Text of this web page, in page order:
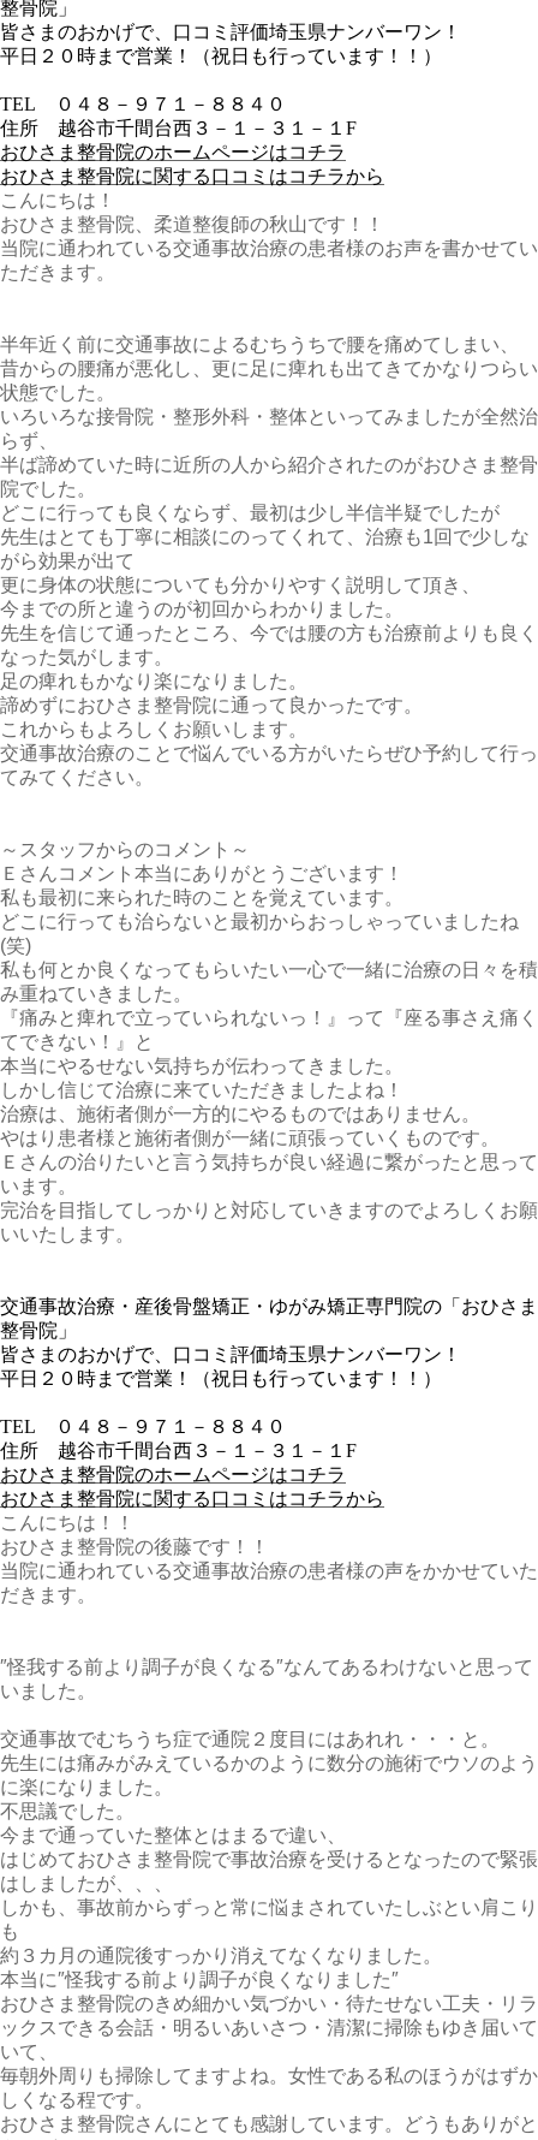
整骨院」
皆さまのおかげで、口コミ評価埼玉県ナンバーワン！
平日２０時まで営業！（祝日も行っています！！）
TEL ０４８－９７１－８８４０
住所 越谷市千間台西３－１－３１－１ F
おひさま整骨院のホームページはコチラ
おひさま整骨院に関する口コミはコチラから
こんにちは！
おひさま整骨院、柔道整復師の秋山です！！
当院に通われている交通事故治療の患者様のお声を書かせてい
ただきます。
半年近く前に交通事故によるむちうちで腰を痛めてしまい、
昔からの腰痛が悪化し、更に足に痺れも出てきてかなりつらい
状態でした。
いろいろな接骨院・整形外科・整体といってみましたが全然治
らず、
半ば諦めていた時に近所の人から紹介されたのがおひさま整骨
院でした。
どこに行っても良くならず、最初は少し半信半疑でしたが
先生はとても丁寧に相談にのってくれて、治療も1回で少しな
がら効果が出て
更に身体の状態についても分かりやすく説明して頂き、
今までの所と違うのが初回からわかりました。
先生を信じて通ったところ、今では腰の方も治療前よりも良く
なった気がします。
足の痺れもかなり楽になりました。
諦めずにおひさま整骨院に通って良かったです。
これからもよろしくお願いします。
交通事故治療のことで悩んでいる方がいたらぜひ予約して行っ
てみてください。
～スタッフからのコメント～
Ｅさんコメント本当にありがとうございます！
私も最初に来られた時のことを覚えています。
どこに行っても治らないと最初からおっしゃっていましたね
(笑)
私も何とか良くなってもらいたい一心で一緒に治療の日々を積
み重ねていきました。
『痛みと痺れで立っていられないっ！』って『座る事さえ痛く
てできない！』と
本当にやるせない気持ちが伝わってきました。
しかし信じて治療に来ていただきましたよね！
治療は、施術者側が一方的にやるものではありません。
やはり患者様と施術者側が一緒に頑張っていくものです。
Ｅさんの治りたいと言う気持ちが良い経過に繋がったと思って
います。
完治を目指してしっかりと対応していきますのでよろしくお願
いいたします。
交通事故治療・産後骨盤矯正・ゆがみ矯正専門院の「おひさま
整骨院」
皆さまのおかげで、口コミ評価埼玉県ナンバーワン！
平日２０時まで営業！（祝日も行っています！！）
TEL ０４８－９７１－８８４０
住所 越谷市千間台西３－１－３１－１ F
おひさま整骨院のホームページはコチラ
おひさま整骨院に関する口コミはコチラから
こんにちは！！
おひさま整骨院の後藤です！！
当院に通われている交通事故治療の患者様の声をかかせていた
だきます。
″怪我する前より調子が良くなる″なんてあるわけないと思って
いました。
交通事故でむちうち症で通院２度目にはあれれ・・・と。
先生には痛みがみえているかのように数分の施術でウソのよう
に楽になりました。
不思議でした。
今まで通っていた整体とはまるで違い、
はじめておひさま整骨院で事故治療を受けるとなったので緊張
はしましたが、、、
しかも、事故前からずっと常に悩まされていたしぶとい肩こり
も
約３カ月の通院後すっかり消えてなくなりました。
本当に″怪我する前より調子が良くなりました″
おひさま整骨院のきめ細かい気づかい・待たせない工夫・リラ
ックスできる会話・明るいあいさつ・清潔に掃除もゆき届いて
いて、
毎朝外周りも掃除してますよね。女性である私のほうがはずか
しくなる程です。
おひさま整骨院さんにとても感謝しています。どうもありがと